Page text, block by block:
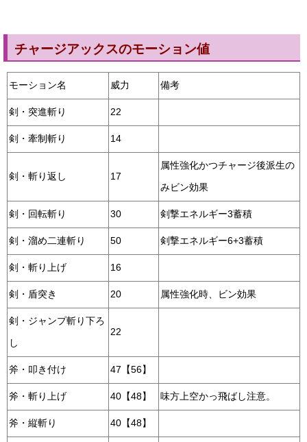
チャージアックスのモーション値
モーション名 威力 備考
剣・突進斬り 22
剣・牽制斬り 14
剣・斬り返し 17
属性強化かつチャージ後派生の
みビン効果
剣・回転斬り 30 剣撃エネルギー3蓄積
剣・溜め二連斬り 50 剣撃エネルギー6+3蓄積
剣・斬り上げ 16
剣・盾突き 20 属性強化時、ビン効果
剣・ジャンプ斬り下ろ
し
22
斧・叩き付け 47【56】
斧・斬り上げ 40【48】 味方上空かっ飛ばし注意。
斧・縦斬り 40【48】